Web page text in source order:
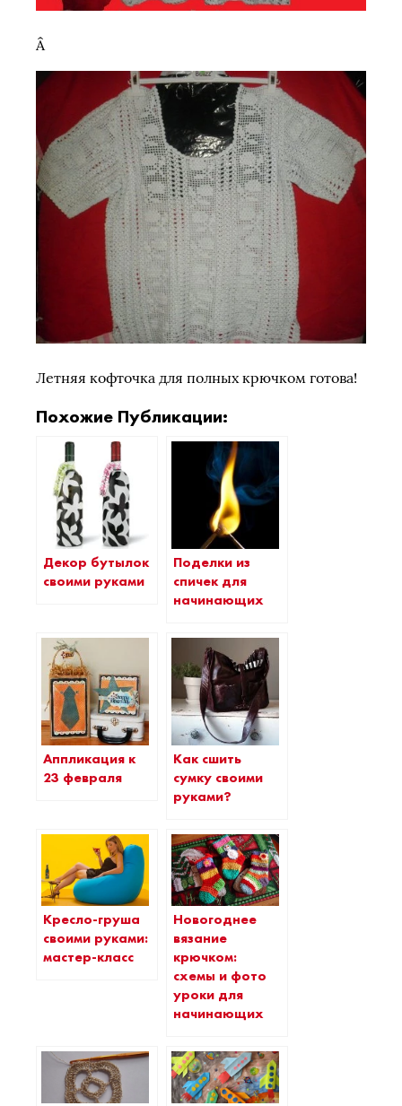
Â
Летняя кофточка для полных крючком готова!
Похожие Публикации:
Декор бутылок
своими руками
Поделки из
спичек для
начинающих
Аппликация к
23 февраля
Как сшить
сумку своими
руками?
Кресло-груша
своими руками:
мастер-класс
Новогоднее
вязание
крючком:
схемы и фото
уроки для
начинающих